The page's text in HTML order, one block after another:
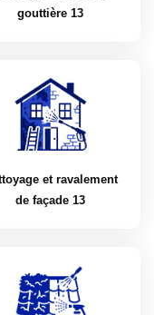
gouttière 13
et ravalement
de façade 13